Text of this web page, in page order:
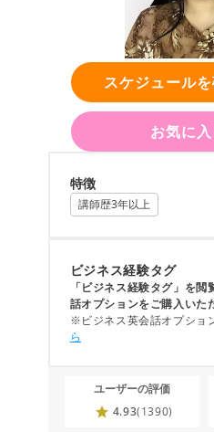
スケジュール
お気に
特徴
講師歴3年以上
ビジネス経験タグ
「ビジネス経験タグ」を
話オプションをご購入いた
※ビジネス英会話オプショ
ら
ユーザーの評価
4.93(1390)